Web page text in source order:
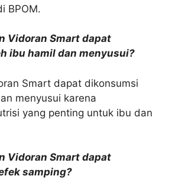
BPOM.
Vidoran Smart dapat
ibu hamil dan menyusui?
Smart dapat dikonsumsi
menyusui karena
yang penting untuk ibu dan
Vidoran Smart dapat
samping?